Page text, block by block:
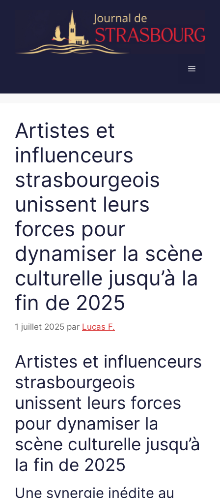
Menu
Artistes et
influenceurs
strasbourgeois
unissent leurs
forces pour
dynamiser la scène
culturelle jusqu’à la
fin de 2025
1 juillet 2025 par Lucas F.
Artistes et influenceurs
strasbourgeois
unissent leurs forces
pour dynamiser la
scène culturelle jusqu’à
la fin de 2025
Une synergie inédite au